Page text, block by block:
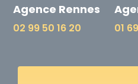
Agence Rennes
02 99 50 16 20 01